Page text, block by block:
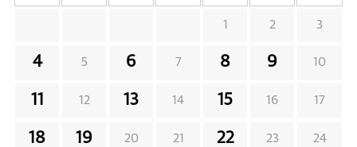
1 2 3
4 5 6 7 8 9 10
11 12 13 14 15 16 17
18 19 20 21 22 23 24